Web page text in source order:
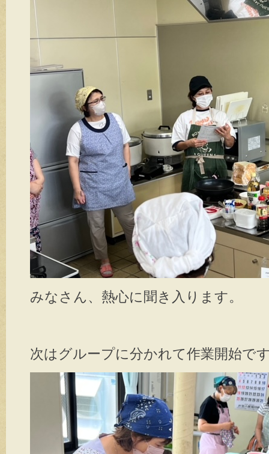
みなさん、熱心に聞き入ります。
次はグループに分かれて作業開始で